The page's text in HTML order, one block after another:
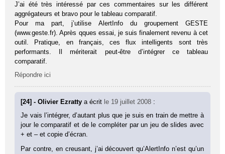
J’ai été très intéressé par ces commentaires sur les différent
aggrégateurs et bravo pour le tableau comparatif.
Pour ma part, j’utilise AlertInfo du groupement GESTE
(www.geste.fr). Après qques essai, je suis finalement revenu à cet
outil. Pratique, en français, ces flux intelligents sont très
performants. Il mériterait peut-être d’intégrer ce tableau
comparatif.
Répondre ici
[24] - Olivier Ezrattya écrit le 19 juillet 2008 :
Je vais l’intégrer, d’autant plus que je suis en train de mettre à
jour le comparatif et de le compléter par un jeu de slides avec
+ et – et copie d’écran.
Par contre, en creusant, j’ai découvert qu’AlertInfo n’est qu’un